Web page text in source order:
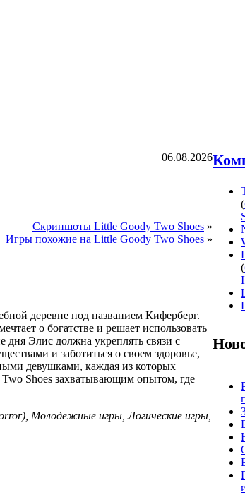
06.08.2026
Скриншоты Little Goody Two Shoes »
Игры похожие на Little Goody Two Shoes »
деревне под названием Киферберг.
о богатстве и решает использовать
дня Элис должна укреплять связи с
и заботиться о своем здоровье,
девушками, каждая из которых
Shoes захватывающим опытом, где
Молодежные игры, Логические игры,
(
(